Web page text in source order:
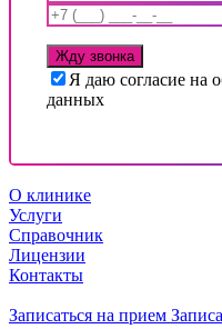
Я даю согласие на
данных
О клинике
Услуги
Справочник
Лицензии
Контакты
Записаться на прием